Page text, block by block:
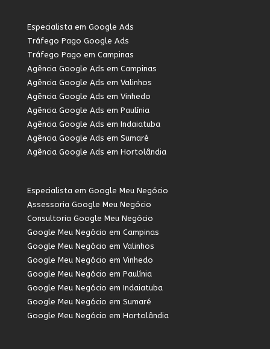
Especialista em Google Ads
Tráfego Pago Google Ads
Tráfego Pago em Campinas
Agência Google Ads em Campinas
Agência Google Ads em Valinhos
Agência Google Ads em Vinhedo
Agência Google Ads em Paulínia
Agência Google Ads em Indaiatuba
Agência Google Ads em Sumaré
Agência Google Ads em Hortolândia
Especialista em Google Meu Negócio
Assessoria Google Meu Negócio
Consultoria Google Meu Negócio
Google Meu Negócio em Campinas
Google Meu Negócio em Valinhos
Google Meu Negócio em Vinhedo
Google Meu Negócio em Paulínia
Google Meu Negócio em Indaiatuba
Google Meu Negócio em Sumaré
Google Meu Negócio em Hortolândia